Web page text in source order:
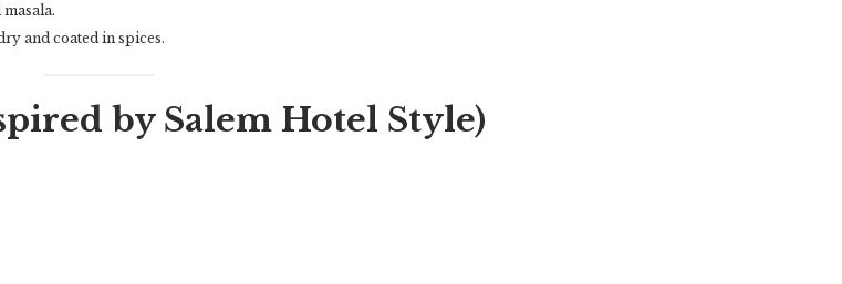
and coated in spices.
by Salem Hotel Style)